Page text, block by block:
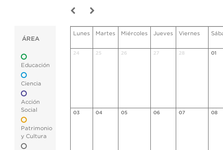
ÁREA
Educación
Ciencia
Acción
Social
Patrimonio
y Cultura
Lunes Martes Miércoles Jueves Viernes
24 25 26 27 28 01
03 04 05 06 07 08